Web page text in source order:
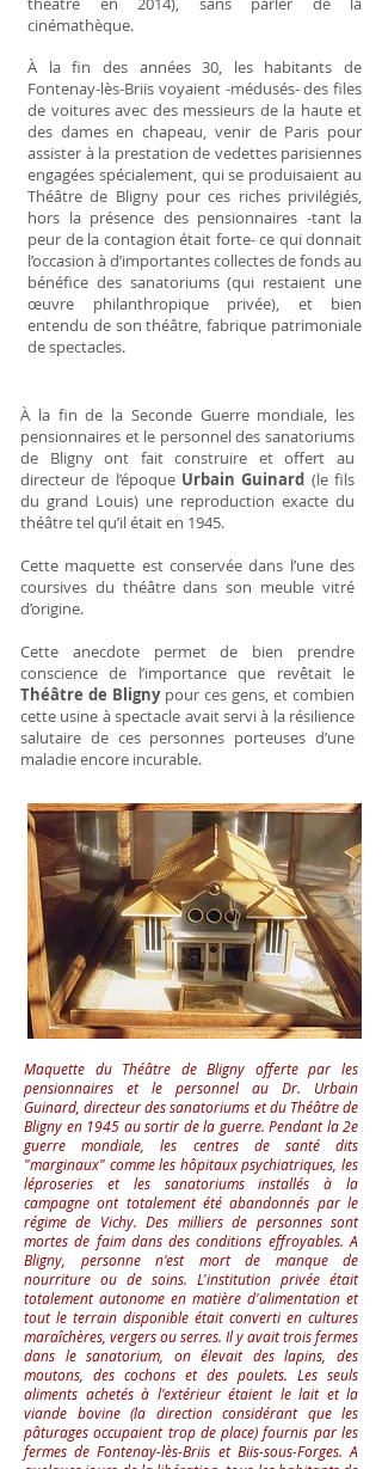
cinémathèque.
À la fin des années 30, les habitants de
Fontenay-lès-Briis voyaient -médusés- des files
de voitures avec des messieurs de la haute et
des dames en chapeau, venir de Paris pour
assister à la prestation de vedettes parisiennes
engagées spécialement, qui se produisaient au
Théâtre de Bligny pour ces riches privilégiés,
hors la présence des pensionnaires -tant la
peur de la contagion était forte- ce qui donnait
l’occasion à d’importantes collectes de fonds au
bénéfice des sanatoriums (qui restaient une
œuvre philanthropique privée), et bien
entendu de son théâtre, fabrique patrimoniale
de spectacles.
À la fin de la Seconde Guerre mondiale, les
pensionnaires et le personnel des sanatoriums
de Bligny ont fait construire et offert au
directeur de l’époque Urbain Guinard (le fils
du grand Louis) une reproduction exacte du
théâtre tel qu’il était en 1945.
Cette maquette est conservée dans l’une des
coursives du théâtre dans son meuble vitré
d’origine.
Cette anecdote permet de bien prendre
conscience de l’importance que revêtait le
Théâtre de Blignypour ces gens, et combien
cette usine à spectacle avait servi à la résilience
salutaire de ces personnes porteuses d’une
maladie encore incurable.
Maquette du Théâtre de Bligny offerte par les
pensionnaires et le personnel au Dr. Urbain
Guinard, directeur des sanatoriums et du Théâtre de
Bligny en 1945 au sortir de la guerre. Pendant la 2e
guerre mondiale, les centres de santé dits
"marginaux" comme les hôpitaux psychiatriques, les
léproseries et les sanatoriums installés à la
campagne ont totalement été abandonnés par le
régime de Vichy. Des milliers de personnes sont
mortes de faim dans des conditions effroyables. A
Bligny, personne n'est mort de manque de
nourriture ou de soins. L'institution privée était
totalement autonome en matière d'alimentation et
tout le terrain disponible était converti en cultures
maraîchères, vergers ou serres. Il y avait trois fermes
dans le sanatorium, on élevait des lapins, des
moutons, des cochons et des poulets. Les seuls
aliments achetés à l'extérieur étaient le lait et la
viande bovine (la direction considérant que les
pâturages occupaient trop de place) fournis par les
fermes de Fontenay-lès-Briis et Biis-sous-Forges. A